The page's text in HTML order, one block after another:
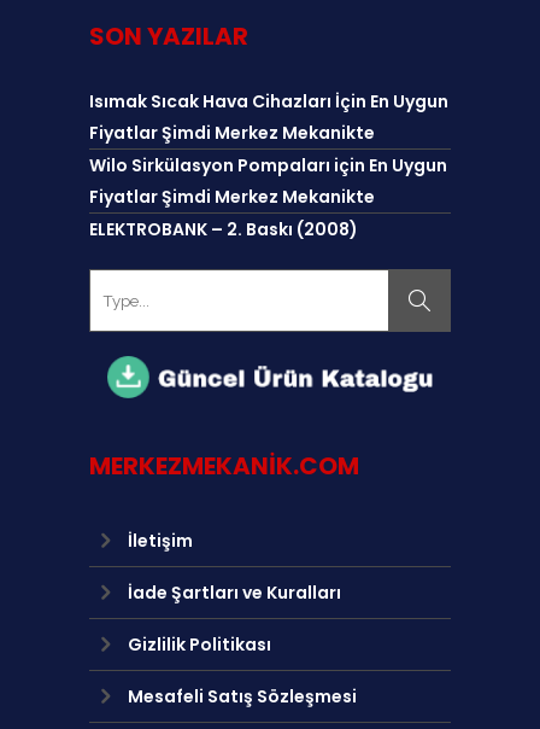
SON YAZILAR
Isımak Sıcak Hava Cihazları İçin En Uygun
Fiyatlar Şimdi Merkez Mekanikte
Wilo Sirkülasyon Pompaları için En Uygun
Fiyatlar Şimdi Merkez Mekanikte
ELEKTROBANK – 2. Baskı (2008)
MERKEZMEKANIK.COM
İletişim
İade Şartları ve Kuralları
Gizlilik Politikası
Mesafeli Satış Sözleşmesi